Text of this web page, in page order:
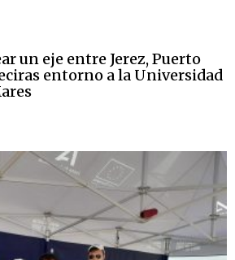
un eje entre Jerez, Puerto
entorno a la Universidad